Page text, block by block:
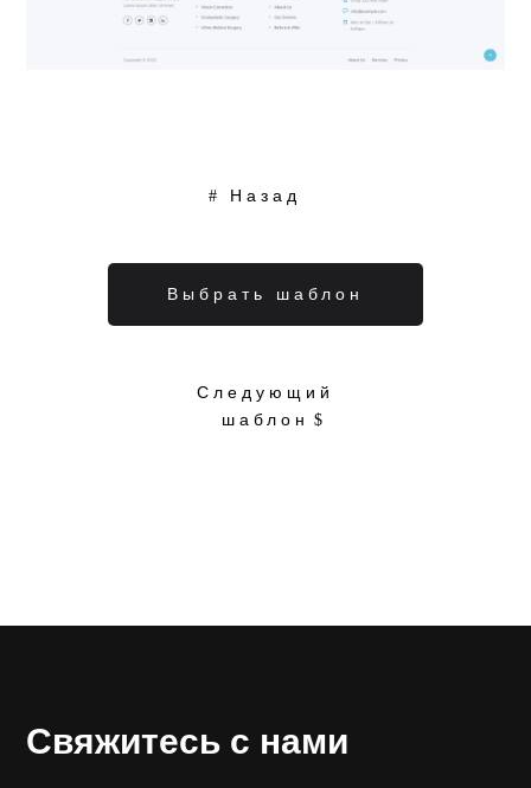
Назад
Выбрать шаблон
Следующий
шаблон
Свяжитесь с нами